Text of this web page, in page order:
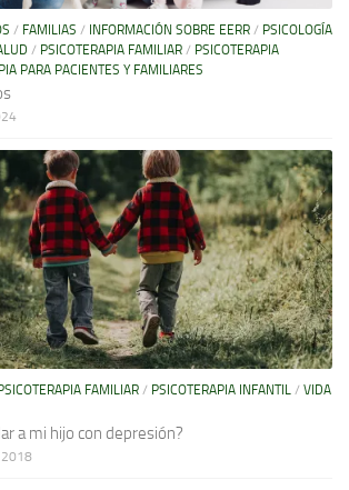
/ FAMILIAS / INFORMACIÓN SOBRE EERR / PSICOLOGÍA
/ PSICOTERAPIA FAMILIAR / PSICOTERAPIA
PARA PACIENTES Y FAMILIARES
FAMILIAR / PSICOTERAPIA INFANTIL / VIDA
a mi hijo con depresión?
2018